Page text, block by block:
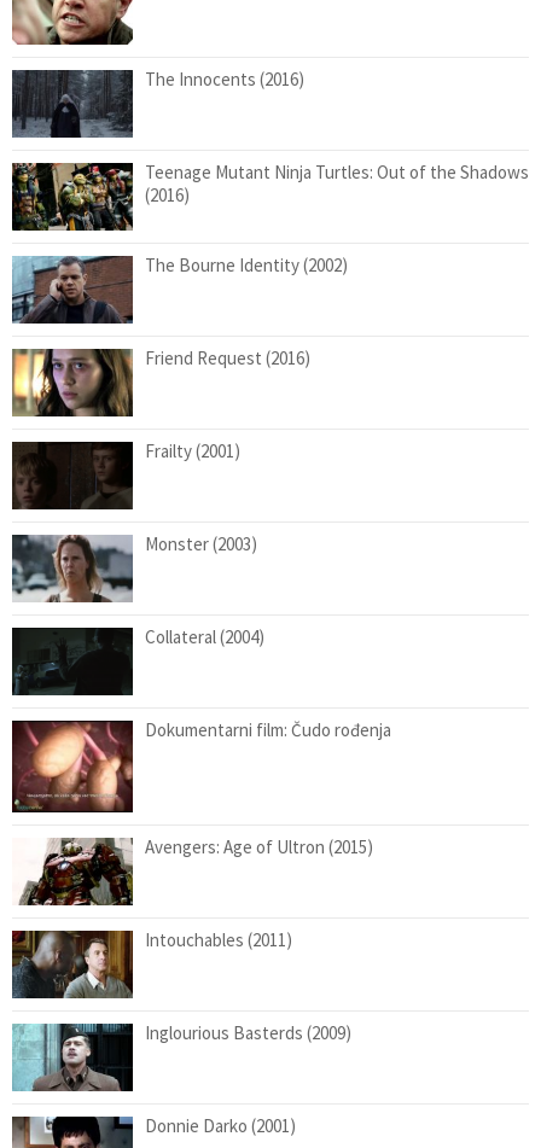
The Innocents (2016)
Teenage Mutant Ninja Turtles: Out of the Shadows
(2016)
The Bourne Identity (2002)
Friend Request (2016)
Frailty (2001)
Monster (2003)
Collateral (2004)
Dokumentarni film: Čudo rođenja
Avengers: Age of Ultron (2015)
Intouchables (2011)
Inglourious Basterds (2009)
Donnie Darko (2001)